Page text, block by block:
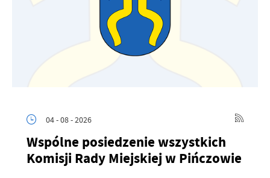
04 - 08 - 2026
Wspólne posiedzenie wszystkich
Komisji Rady Miejskiej w Pińczowie